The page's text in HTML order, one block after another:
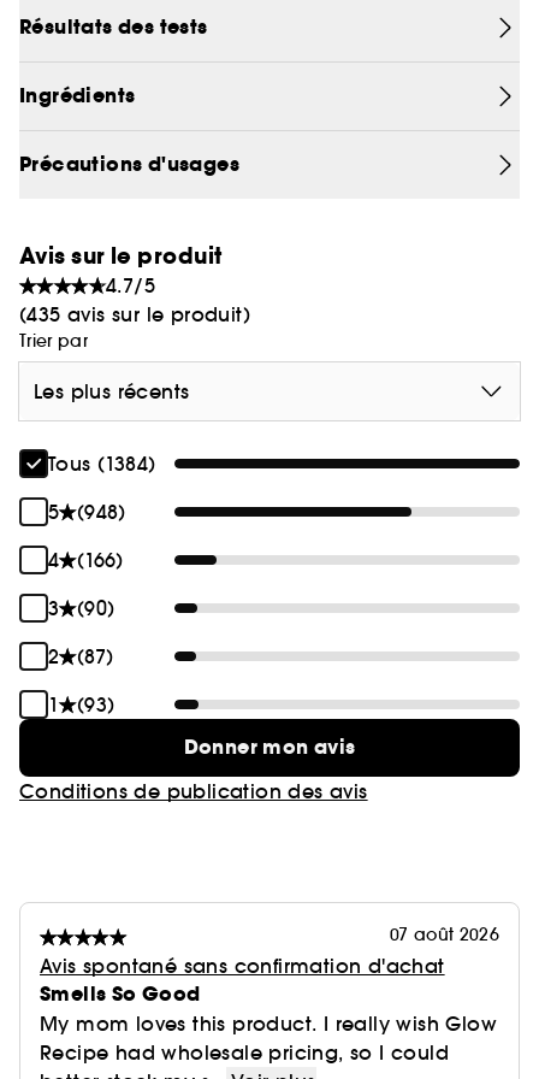
peau visiblement éclatante et uniforme.
Résultats des tests
Ingrédients
Précautions d'usages
Avis sur le produit
4.7/5
(435 avis sur le produit)
Trier par
Les plus récents
Tous (1384)
5
(948)
4
(166)
3
(90)
2
(87)
1
(93)
Donner mon avis
Conditions de publication des avis
07 août 2026
Avis spontané sans confirmation d'achat
Smells So Good
My mom loves this product. I really wish Glow
Recipe had wholesale pricing, so I could